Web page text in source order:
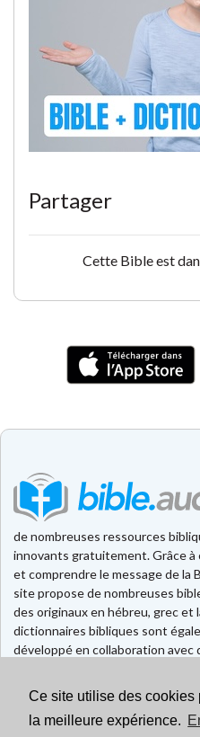
Ce site utilise des cookies
la meilleure expérience.
Partager
Cette Bible est
de nombreuses ressources
innovants gratuitement. Grâce
et comprendre le message de la
site propose de nombreuses
des originaux en hébreu, grec et
dictionnaires bibliques sont
développé en collaboration avec
Faire un don
Contact